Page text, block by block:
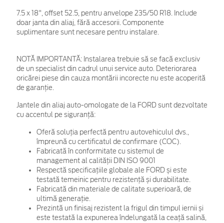
7.5 x 18", offset 52.5, pentru anvelope 235/50 R18. Include
doar janta din aliaj, fără accesorii. Componente
suplimentare sunt necesare pentru instalare.
NOTĂ IMPORTANTĂ: Instalarea trebuie să se facă exclusiv
de un specialist din cadrul unui service auto. Deteriorarea
oricărei piese din cauza montării incorecte nu este acoperită
de garanţie.
Jantele din aliaj auto-omologate de la FORD sunt dezvoltate
cu accentul pe siguranță:
Oferă soluția perfectă pentru autovehiculul dvs.,
împreună cu certificatul de confirmare (COC).
Fabricată în conformitate cu sistemul de
management al calității DIN ISO 9001
Respectă specificațiile globale ale FORD și este
testată temeinic pentru rezistență și durabilitate.
Fabricată din materiale de calitate superioară, de
ultimă generație.
Prezintă un finisaj rezistent la frigul din timpul iernii și
este testată la expunerea îndelungată la ceață salină,